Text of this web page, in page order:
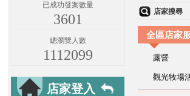
已成功發案數量
3601
總瀏覽人數
1112099
店家登入
店家搜尋
全區店家
露營
觀光牧場